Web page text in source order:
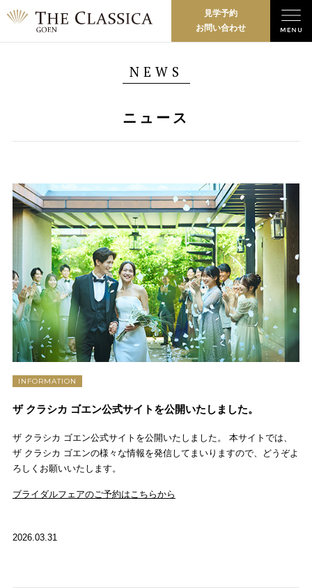
NEWS
ニュース
見学予約
お問い合わせ
INFORMATION
ザ クラシカ ゴエン公式サイトを公開いたしました。
ザ クラシカ ゴエン公式サイトを公開いたしました。 本サイトでは、
ザ クラシカ ゴエンの様々な情報を発信してまいりますので、どうぞよ
ろしくお願いいたします。
ブライダルフェアのご予約はこちらから
2026.03.31